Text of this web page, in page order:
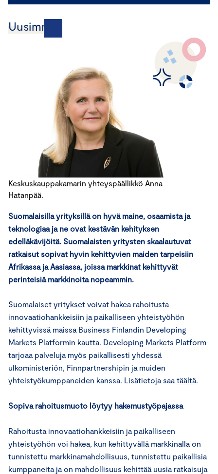
Uusimmat
Keskuskauppakamarin yhteyspäällikkö Anna
Hatanpää.
Suomalaisilla yrityksillä on hyvä maine, osaamista ja
teknologiaa ja ne ovat kestävän kehityksen
edelläkävijöitä. Suomalaisten yritysten skaalautuvat
ratkaisut sopivat hyvin kehittyvien maiden tarpeisiin
Afrikassa ja Aasiassa, joissa markkinat kehittyvät
perinteisiä markkinoita nopeammin.
Suomalaiset yritykset voivat hakea rahoitusta
innovaatiohankkeisiin ja paikalliseen yhteistyöhön
kehittyvissä maissa Business Finlandin Developing
Markets Platformin kautta. Developing Markets Platform
tarjoaa palveluja myös paikallisesti yhdessä
ulkoministeriön, Finnpartnershipin ja muiden
yhteistyökumppaneiden kanssa. Lisätietoja saa täältä.
Sopiva rahoitusmuoto löytyy hakemustyöpajassa
Rahoitusta innovaatiohankkeisiin ja paikalliseen
yhteistyöhön voi hakea, kun kehittyvällä markkinalla on
tunnistettu markkinamahdollisuus, tunnistettu paikallisia
kumppaneita ja on mahdollisuus kehittää uusia ratkaisuja